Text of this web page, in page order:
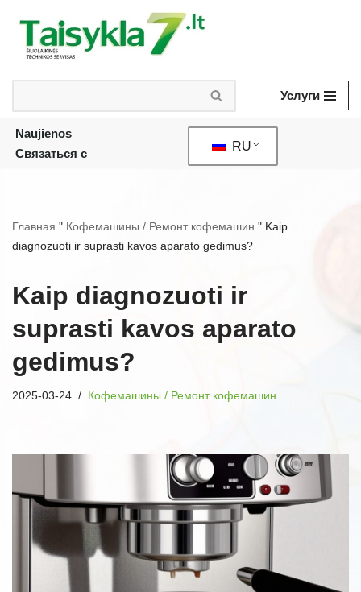
Skip
content
Услуги
Naujienos
Связаться с
RU
Главная " Кофемашины / Ремонт кофемашин " Kaip
diagnozuoti ir suprasti kavos aparato gedimus?
Kaip diagnozuoti ir
suprasti kavos aparato
gedimus?
2025-03-24 Кофемашины / Ремонт кофемашин